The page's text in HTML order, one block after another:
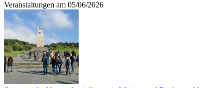
Veranstaltungen am 05/06/2026